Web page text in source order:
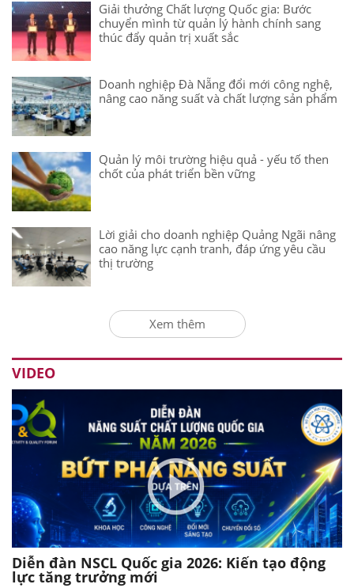
Giải thưởng Chất lượng Quốc gia: Bước
chuyển mình từ quản lý hành chính sang
thúc đẩy quản trị xuất sắc
Doanh nghiệp Đà Nẵng đổi mới công nghệ,
nâng cao năng suất và chất lượng sản phẩm
Quản lý môi trường hiệu quả - yếu tố then
chốt của phát triển bền vững
Lời giải cho doanh nghiệp Quảng Ngãi nâng
cao năng lực cạnh tranh, đáp ứng yêu cầu
thị trường
Xem thêm
VIDEO
Diễn đàn NSCL Quốc gia 2026: Kiến tạo động
lực tăng trưởng mới